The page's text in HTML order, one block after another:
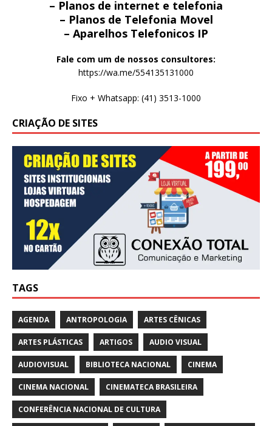
– Planos de internet e telefonia
– Planos de Telefonia Movel
– Aparelhos Telefonicos IP
Fale com um de nossos consultores:
https://wa.me/554135131000
Fixo + Whatsapp: (41) 3513-1000
CRIAÇÃO DE SITES
TAGS
AGENDA ANTROPOLOGIA ARTES CÊNICAS
ARTES PLÁSTICAS ARTIGOS AUDIO VISUAL
AUDIOVISUAL BIBLIOTECA NACIONAL CINEMA
CINEMA NACIONAL CINEMATECA BRASILEIRA
CONFERÊNCIA NACIONAL DE CULTURA